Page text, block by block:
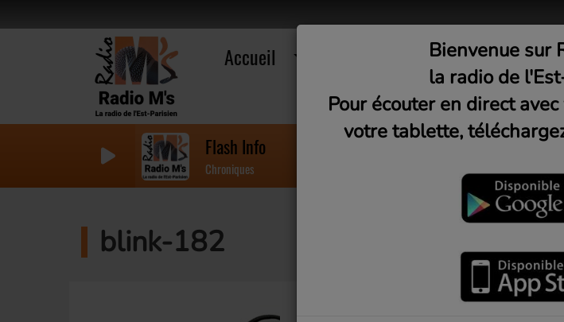
Accueil Musique
Flash Info
Chroniques
blink-182
Bienvenue sur
la radio de
Pour écouter en direct
votre tablette,